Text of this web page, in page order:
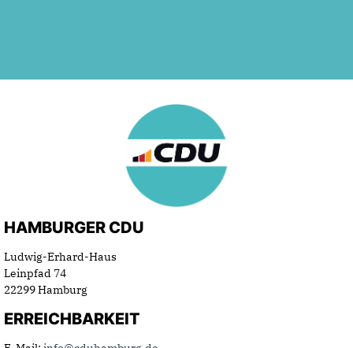
HAMBURGER CDU
Ludwig-Erhard-Haus
Leinpfad 74
22299 Hamburg
ERREICHBARKEIT